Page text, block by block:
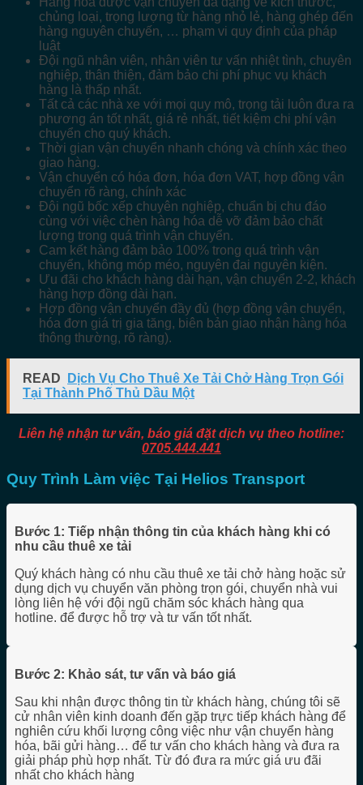
chủng loại, trọng lượng từ hàng nhỏ lẻ, hàng ghép đến
hàng nguyên chuyến, … phạm vi quy định của pháp
luật
Đội ngũ nhân viên, nhân viên tư vấn nhiệt tình, chuyên
nghiệp, thân thiện, đảm bảo chi phí phục vụ khách
hàng là thấp nhất.
Tất cả các nhà xe với mọi quy mô, trọng tải luôn đưa ra
phương án tốt nhất, giá rẻ nhất, tiết kiệm chi phí vận
chuyển cho quý khách.
Thời gian vận chuyển nhanh chóng và chính xác theo
giao hàng.
Vận chuyển có hóa đơn, hóa đơn VAT, hợp đồng vận
chuyển rõ ràng, chính xác
Đội ngũ bốc xếp chuyên nghiệp, chuẩn bị chu đáo
cùng với việc chèn hàng hóa dễ vỡ đảm bảo chất
lượng trong quá trình vận chuyển.
Cam kết hàng đảm bảo 100% trong quá trình vận
chuyển, không móp méo, nguyên đai nguyên kiện.
Ưu đãi cho khách hàng dài hạn, vận chuyển 2-2, khách
hàng hợp đồng dài hạn.
Hợp đồng vận chuyển đầy đủ (hợp đồng vận chuyển,
hóa đơn giá trị gia tăng, biên bản giao nhận hàng hóa
thông thường, rõ ràng).
READ
Dịch Vụ Cho Thuê Xe Tải Chở Hàng Trọn Gói
Tại Thành Phố Thủ Dầu Một
Liên hệ nhận tư vấn, báo giá đặt dịch vụ theo hotline:
0705.444.441
Quy Trình Làm việc Tại Helios Transport
Bước 1: Tiếp nhận thông tin của khách hàng khi có
nhu cầu thuê xe tải
Quý khách hàng có nhu cầu thuê xe tải chở hàng hoặc sử
dụng dịch vụ chuyển văn phòng trọn gói, chuyển nhà vui
lòng liên hệ với đội ngũ chăm sóc khách hàng qua
hotline. để được hỗ trợ và tư vấn tốt nhất.
Bước 2: Khảo sát, tư vấn và báo giá
Sau khi nhận được thông tin từ khách hàng, chúng tôi sẽ
cử nhân viên kinh doanh đến gặp trực tiếp khách hàng để
nghiên cứu khối lượng công việc như vận chuyển hàng
hóa, bãi gửi hàng… để tư vấn cho khách hàng và đưa ra
giải pháp phù hợp nhất. Từ đó đưa ra mức giá ưu đãi
nhất cho khách hàng